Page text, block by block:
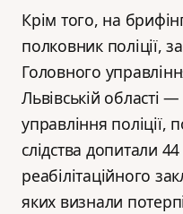
Крім того, на
полковник поліції,
Головного
Львівській області
управління
слідства допитали
реабілітаційного
яких визнали